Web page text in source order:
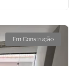
Em Construção